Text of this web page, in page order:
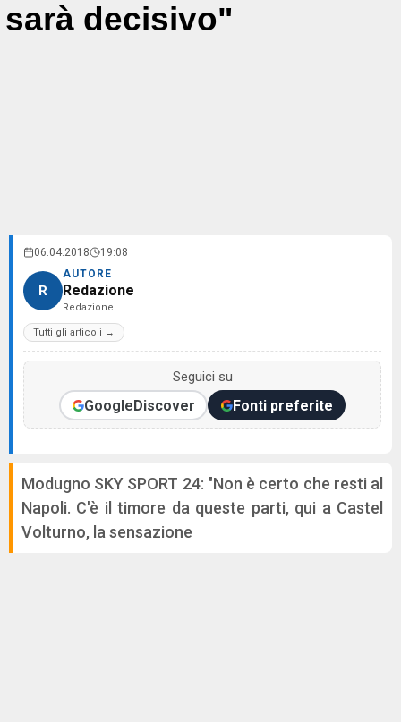
sarà decisivo"
06.04.2018 19:08
R
AUTORE
Redazione
Redazione
Tutti gli articoli →
Seguici su
GoogleDiscover Fonti preferite
Modugno SKY SPORT 24: "Non è certo che resti al
Napoli. C'è il timore da queste parti, qui a Castel
Volturno, la sensazione